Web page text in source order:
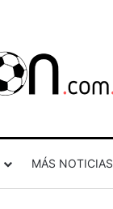
MÁS NOTICIAS